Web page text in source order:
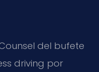
del bufete
driving por